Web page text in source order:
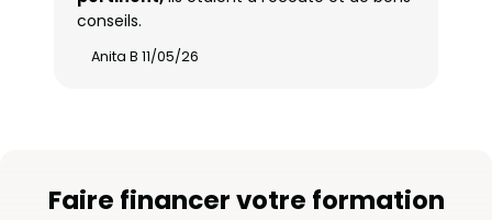
conseils.
Anita B 11/05/26
Faire financer votre formation